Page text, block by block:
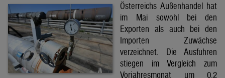
Österreichs Außenhandel hat
im Mai sowohl bei den
Exporten als auch bei den
Importen Zuwächse
verzeichnet. Die Ausfuhren
stiegen im Vergleich zum
Vorjahresmonat um 0,2